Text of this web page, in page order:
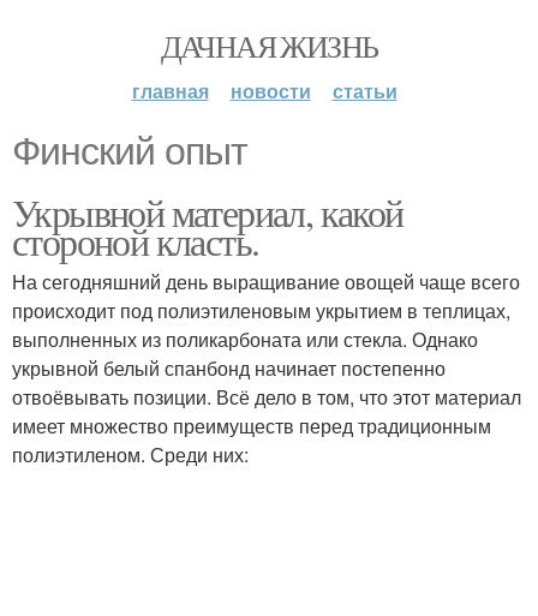
ДАЧНАЯ ЖИЗНЬ
главная новости статьи
Финский опыт
Укрывной материал, какой
стороной класть.
На сегодняшний день выращивание овощей чаще всего
происходит под полиэтиленовым укрытием в теплицах,
выполненных из поликарбоната или стекла. Однако
укрывной белый спанбонд начинает постепенно
отвоёвывать позиции. Всё дело в том, что этот материал
имеет множество преимуществ перед традиционным
полиэтиленом. Среди них: